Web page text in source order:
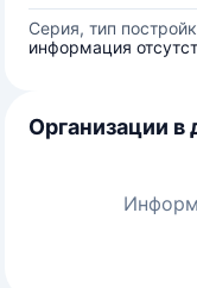
Серия, тип
информация
Организации в